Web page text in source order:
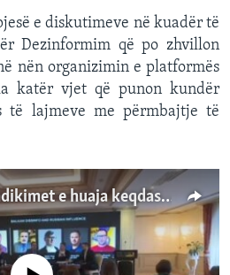
e diskutimeve në kuadër të
Dezinformim që po zhvillon
nën organizimin e platformës
katër vjet që punon kundër
të lajmeve me përmbajtje të
Dezinformimi dhe ndikimet e huaja keqdashëse në rajonin e Ballkanit
currently available